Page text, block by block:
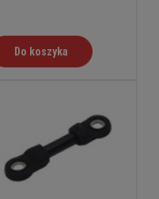
Do koszyka